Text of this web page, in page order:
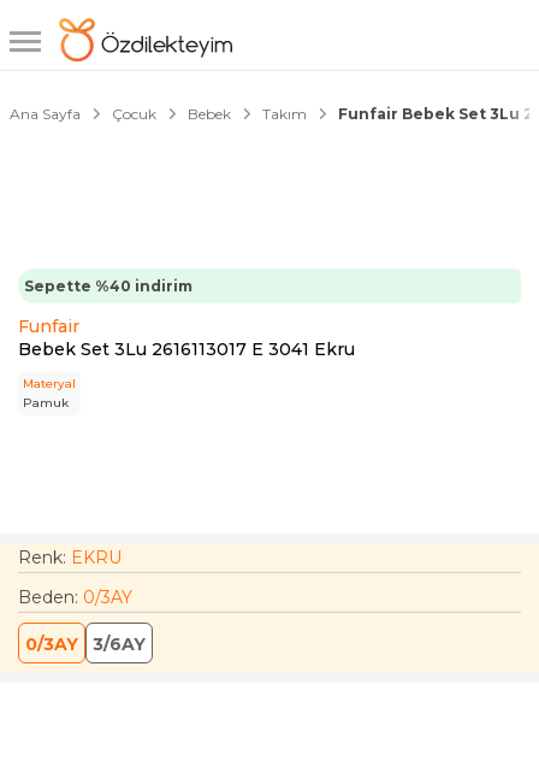
Ana Sayfa Çocuk Bebek Takım Funfair Bebek Set 3Lu
Sepette %40 indirim
Funfair
Bebek Set 3Lu 2616113017 E 3041 Ekru
Materyal
Pamuk
1/8
Renk: EKRU
Beden: 0/3AY
0/3AY 3/6AY